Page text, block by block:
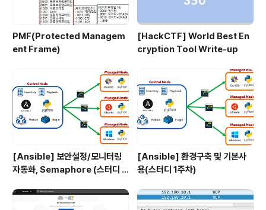
PMF(Protected Managem
ent Frame)
[HackCTF] World Best En
cryption Tool Write-up
[Ansible] 보안설정/모니터링
자동화, Semaphore (스터디 4
[Ansible] 환경구축 및 기본사
용(스터디 1주차)